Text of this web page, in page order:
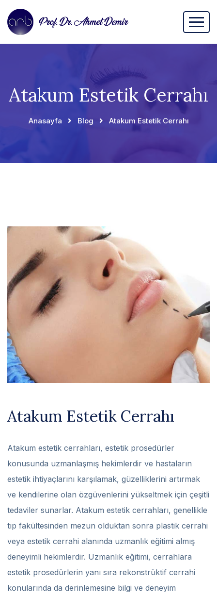
Atakum Estetik Cerrahı
Anasayfa Blog Atakum Estetik Cerrahı
Atakum Estetik Cerrahı
Atakum estetik cerrahları, estetik prosedürler
konusunda uzmanlaşmış hekimlerdir ve hastaların
estetik ihtiyaçlarını karşılamak, güzelliklerini artırmak
ve kendilerine olan özgüvenlerini yükseltmek için çeşitli
tedaviler sunarlar. Atakum estetik cerrahları, genellikle
tıp fakültesinden mezun olduktan sonra plastik cerrahi
veya estetik cerrahi alanında uzmanlık eğitimi almış
deneyimli hekimlerdir. Uzmanlık eğitimi, cerrahlara
estetik prosedürlerin yanı sıra rekonstrüktif cerrahi
konularında da derinlemesine bilgi ve deneyim